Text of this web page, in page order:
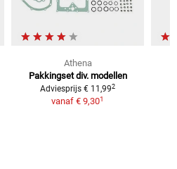
Athena
Pakkingset div. modellen
Adviesprijs € 11,992
vanaf € 9,301